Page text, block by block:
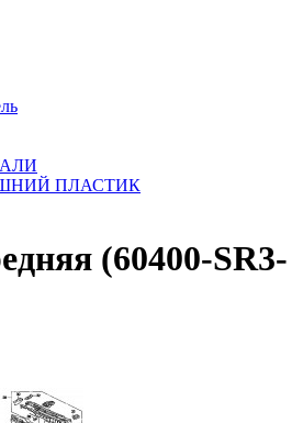
ПЛАСТИК
(60400-SR3-